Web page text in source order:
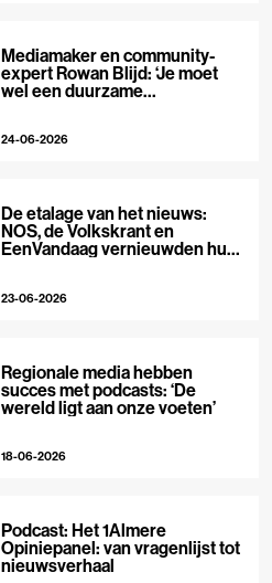
Mediamaker en community-
expert Rowan Blijd: ‘Je moet
wel een duurzame
24-06-2026
De etalage van het nieuws:
NOS, de Volkskrant en
EenVandaag vernieuwden hun
23-06-2026
Regionale media hebben
succes met podcasts: ‘De
wereld ligt aan onze voeten’
18-06-2026
Podcast: Het 1Almere
Opiniepanel: van vragenlijst tot
nieuwsverhaal